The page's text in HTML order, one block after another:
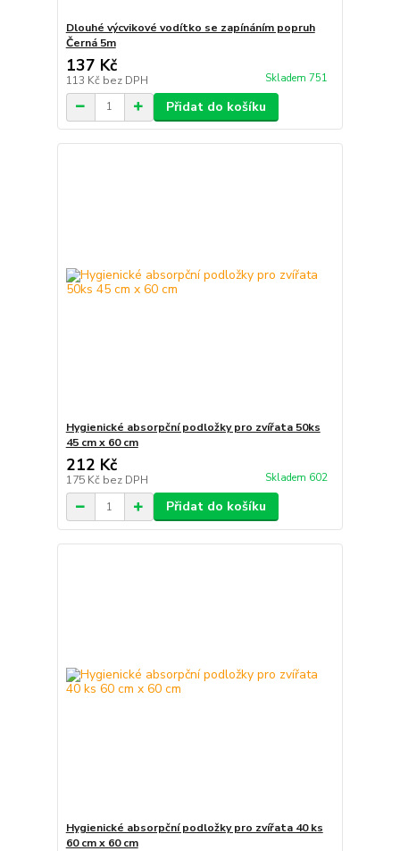
Dlouhé výcvikové vodítko se zapínáním popruh
Černá 5m
137 Kč
113 Kč bez DPH Skladem 751
Přidat do košíku
Hygienické absorpční podložky pro zvířata 50ks
45 cm x 60 cm
212 Kč
175 Kč bez DPH Skladem 602
Přidat do košíku
Hygienické absorpční podložky pro zvířata 40 ks
60 cm x 60 cm